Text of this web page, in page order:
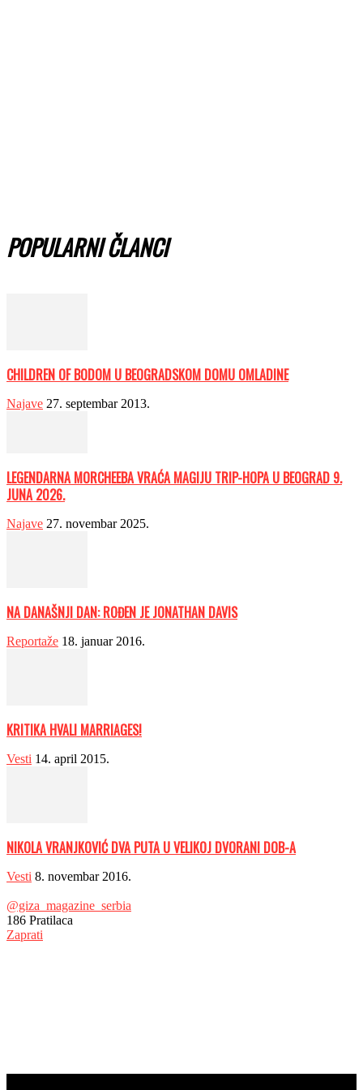
POPULARNI ČLANCI
CHILDREN OF BODOM U BEOGRADSKOM DOMU OMLADINE
Najave 27. septembar 2013.
LEGENDARNA MORCHEEBA VRAĆA MAGIJU TRIP-HOPA U BEOGRAD 9.
JUNA 2026.
Najave 27. novembar 2025.
NA DANAŠNJI DAN: ROĐEN JE JONATHAN DAVIS
Reportaže 18. januar 2016.
KRITIKA HVALI MARRIAGES!
Vesti 14. april 2015.
NIKOLA VRANJKOVIĆ DVA PUTA U VELIKOJ DVORANI DOB-A
Vesti 8. novembar 2016.
@giza_magazine_serbia
186 Pratilaca
Zaprati